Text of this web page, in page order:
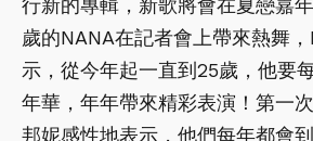
行新的專輯，新歌將會在夏戀嘉
歲的NANA在記者會上帶來熱舞
示，從今年起一直到25歲，他要
年華，年年帶來精彩表演！第一
邦妮感性地表示，他們每年都會